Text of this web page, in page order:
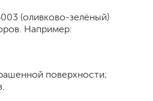
(оливково-зелёный)
Например:
поверхности;